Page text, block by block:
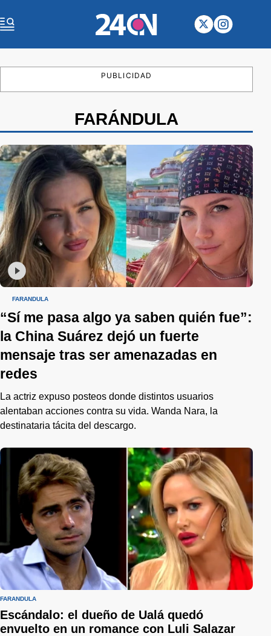
PUBLICIDAD
FARÁNDULA
FARÁNDULA
“Sí me pasa algo ya saben quién fue”:
la China Suárez dejó un fuerte
mensaje tras ser amenazadas en
redes
La actriz expuso posteos donde distintos usuarios
alentaban acciones contra su vida. Wanda Nara, la
destinataria tácita del descargo.
FARÁNDULA
Escándalo: el dueño de Ualá quedó
envuelto en un romance con Luli Salazar